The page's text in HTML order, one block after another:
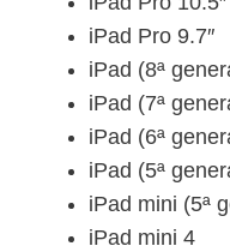
iPad Pro 9.7″
iPad (8ª
iPad (7ª
iPad (6ª
iPad (5ª
iPad mini (5ª
iPad mini 4